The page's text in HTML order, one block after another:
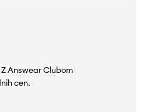
Answear Clubom
cen.